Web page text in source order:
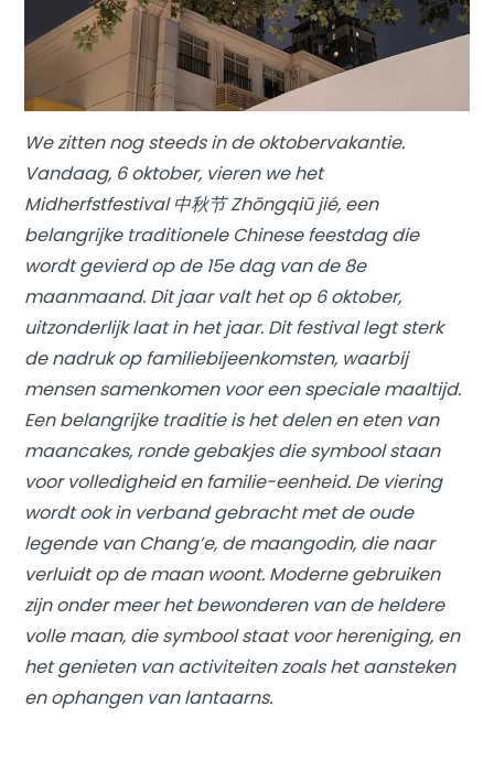
We zitten nog steeds in de oktobervakantie.
Vandaag, 6 oktober, vieren we het
Midherfstfestival 中秋节 Zhōngqiū jié, een
belangrijke traditionele Chinese feestdag die
wordt gevierd op de 15e dag van de 8e
maanmaand. Dit jaar valt het op 6 oktober,
uitzonderlijk laat in het jaar. Dit festival legt sterk
de nadruk op familiebijeenkomsten, waarbij
mensen samenkomen voor een speciale maaltijd.
Een belangrijke traditie is het delen en eten van
maancakes, ronde gebakjes die symbool staan
voor volledigheid en familie-eenheid. De viering
wordt ook in verband gebracht met de oude
legende van Chang’e, de maangodin, die naar
verluidt op de maan woont. Moderne gebruiken
zijn onder meer het bewonderen van de heldere
volle maan, die symbool staat voor hereniging, en
het genieten van activiteiten zoals het aansteken
en ophangen van lantaarns.